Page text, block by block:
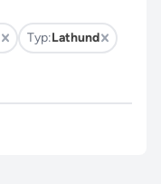
Typ:Lathund